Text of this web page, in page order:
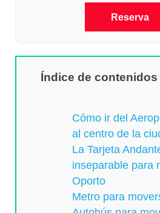
Reserva
Índice de contenidos
Cómo ir del
al centro de la
La Tarjeta
inseparable para
Oporto
Metro para